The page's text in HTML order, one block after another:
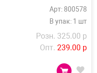
Арт: 800578
В упак: 1 шт
Розн. 325.00 р
Опт. 239.00 р